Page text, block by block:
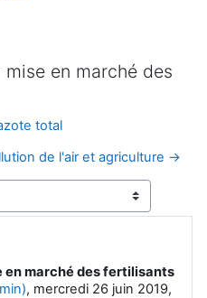
en marché des
total
de l'air et agriculture →
en marché des fertilisants
, mercredi 26 juin 2019,